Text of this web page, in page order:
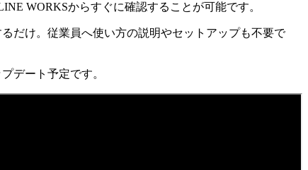
WORKSからすぐに確認することが可能です。
だけ。従業員へ使い方の説明やセットアップも不要で
デート予定です。